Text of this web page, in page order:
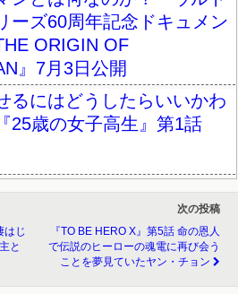
ーズ60周年記念ドキュメン
ORIGIN OF
』7月3日公開
るにはどうしたらいいかわ
25歳の女子高生』第1話
はじ
と
次の投稿
『TO BE HERO X』第5話 命の恩人
で伝説のヒーローの魂電に再び会う
ことを夢見ていたヤン・チョン